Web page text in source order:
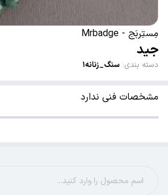
مِستِربَج - Mrbadge
جید
دسته بندی: سنگ_زنانه۱
مشخصات فنی ندارد